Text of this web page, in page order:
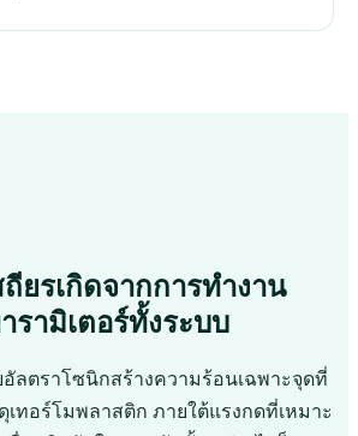
ยรเกิดจากการทำงาน
รามิเตอร์ทั้งระบบ
ลตราโซนิกสร้างความร้อนเฉพาะจุดที่
ทอร์โมพลาสติก ภายใต้แรงกดที่เหมาะ